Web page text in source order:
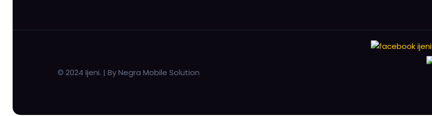
© 2024 Ijeni. | By Negra Mobile Solution